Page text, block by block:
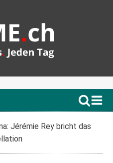
Jérémie Rey bricht das